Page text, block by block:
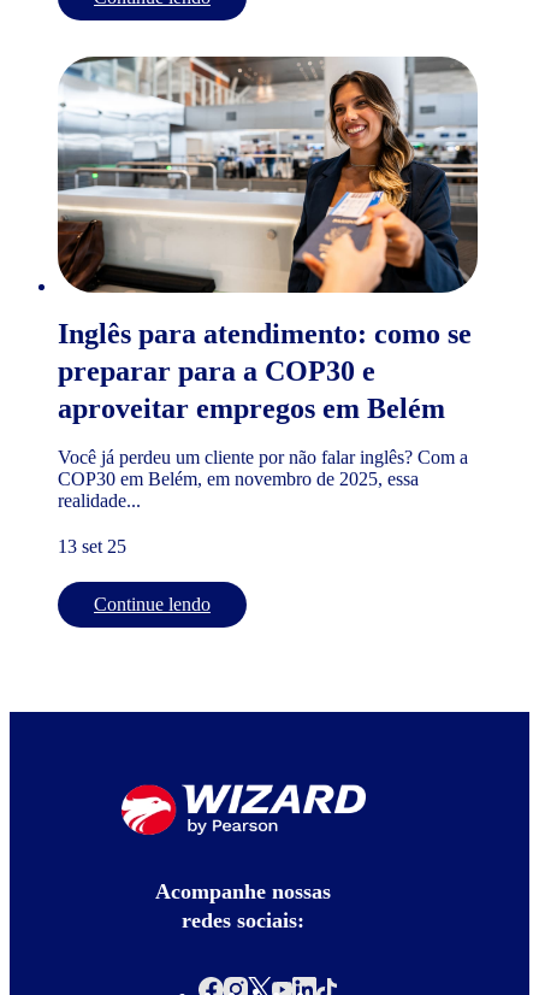
Inglês para atendimento: como se
preparar para a COP30 e
aproveitar empregos em Belém
Você já perdeu um cliente por não falar inglês? Com a
COP30 em Belém, em novembro de 2025, essa
realidade...
13 set 25
Continue lendo
Acompanhe nossas
redes sociais: